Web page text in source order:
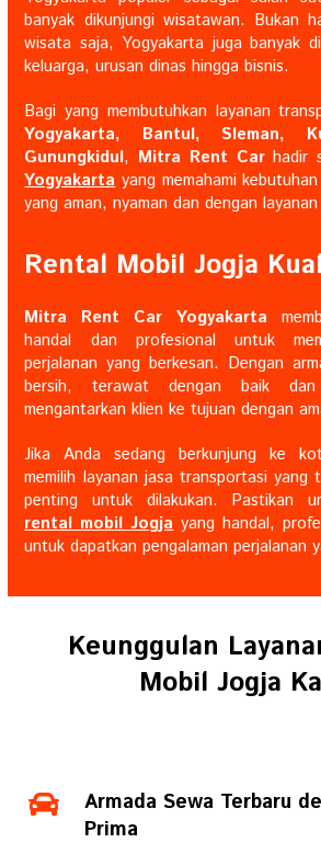
banyak dikunjungi wisatawan. Bukan
wisata saja, Yogyakarta juga banyak
keluarga, urusan dinas hingga bisnis.
Bagi yang membutuhkan layanan
Yogyakarta, Bantul, Sleman,
Gunungkidul, Mitra Rent Carhadir
Yogyakartayang memahami
yang aman, nyaman dan dengan
Rental Mobil Jogja
Mitra Rent Car Yogyakarta
handal dan profesional untuk
perjalanan yang berkesan. Dengan
bersih, terawat dengan baik
mengantarkan klien ke tujuan dengan
Jika Anda sedang berkunjung ke
memilih layanan jasa transportasi yang
penting untuk dilakukan. Pastikan
rental mobil Jogjayang handal,
untuk dapatkan pengalaman perjalanan
Keunggulan
Mobil Jogja
Armada Sewa Terbaru
Prima